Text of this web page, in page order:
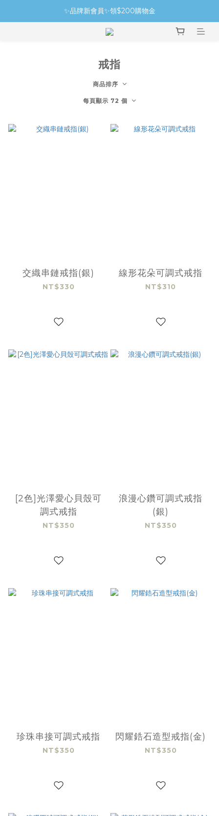
✨品牌新會員✨領$200購物金
戒指
商品排序
每頁顯示 72 個
交織串鏈戒指(銀)
NT$330
線形花朵可調式戒指
NT$310
[2色]光澤愛心貝殼可
調式戒指
NT$350
浪漫心鑽可調式戒指
(銀)
NT$350
珍珠串接可調式戒指
NT$350
閃耀鋯石造型戒指(金)
NT$350